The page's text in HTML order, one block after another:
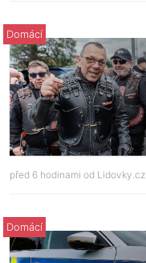
Domácí
před 6 hodinami od Lidovky.cz
Domácí